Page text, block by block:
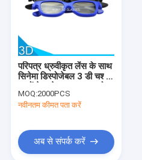
परिपत्र ध्रुवीकृत लेंस के साथ
सिनेमा डिस्पोजेबल 3 डी चश्मा
करें
MOQ:2000PCS
नवीनतम कीमत पता करें
अब से संपर्क करें